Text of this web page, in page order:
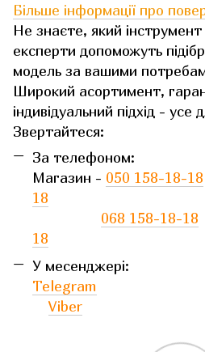
Більше інформації про
Не знаєте, який
експерти допоможуть
модель за вашими
Широкий асортимент,
індивідуальний підхід - усе
Звертайтеся:
За телефоном:
Магазин - 050 158-18-18
18
068 158-18-18
18
У месенджері:
Telegram
Viber